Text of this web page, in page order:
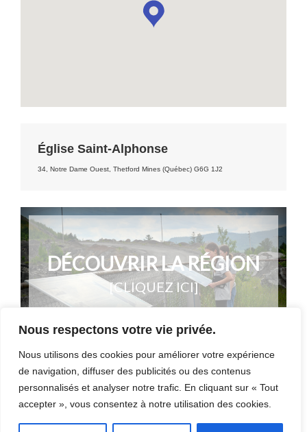
Nous respectons votre vie privée.
Nous utilisons des cookies pour améliorer votre expérience
de navigation, diffuser des publicités ou des contenus
personnalisés et analyser notre trafic. En cliquant sur « Tout
accepter », vous consentez à notre utilisation des cookies.
Église Saint-Alphonse
34, Notre Dame Ouest, Thetford Mines (Québec) G6G 1J2
DÉCOUVRIR LA RÉGION
[CLIQUEZ ICI]
OÙ MANGER?